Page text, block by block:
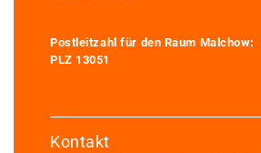
Postleitzahl für den Raum Malchow:
PLZ 13051
Kontakt